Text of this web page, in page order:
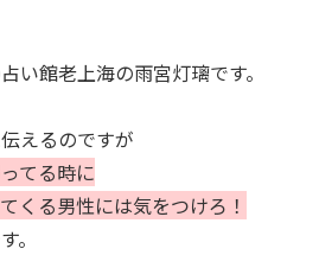
い館老上海の雨宮灯璃です。
えるのですが
てる時に
くる男性には気をつけろ！
。